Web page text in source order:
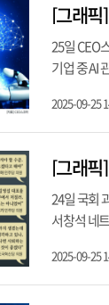
[그래픽
25일 CEO
기업 중 AI
2025-09-25
[그래픽
24일 국회
서창석 네
2025-09-25